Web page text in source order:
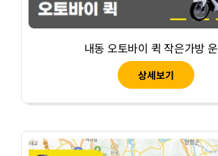
내동 오토바이 퀵 작은가방
상세보기